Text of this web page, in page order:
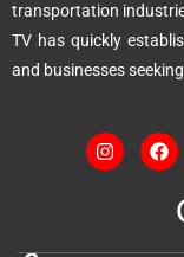
e
:
transportation
TV has quickly
and businesses